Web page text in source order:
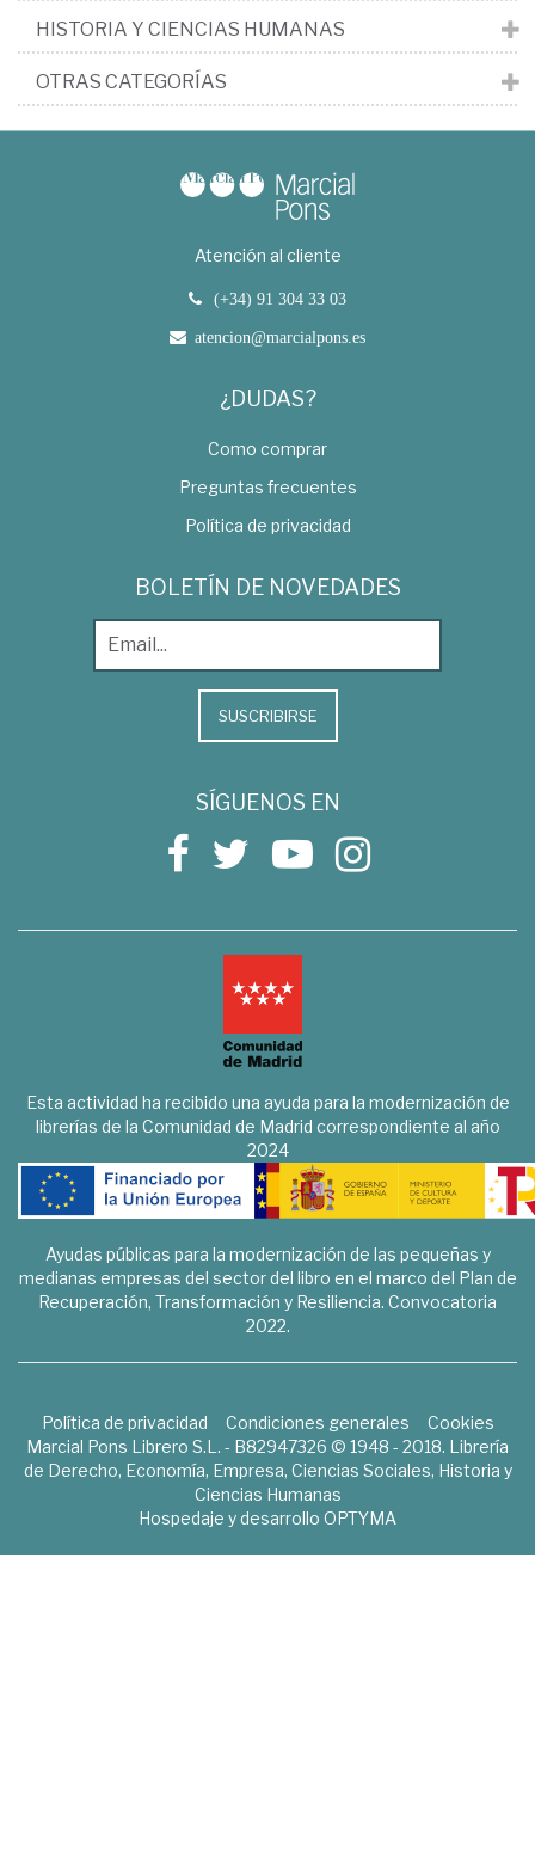
HISTORIA Y CIENCIAS HUMANAS
OTRAS CATEGORÍAS
Atención al cliente
(+34) 91 304 33 03
atencion@marcialpons.es
¿DUDAS?
Como comprar
Preguntas frecuentes
Política de privacidad
BOLETÍN DE NOVEDADES
SUSCRIBIRSE
SÍGUENOS EN
Esta actividad ha recibido una ayuda para la modernización de
librerías de la Comunidad de Madrid correspondiente al año
2024
Ayudas públicas para la modernización de las pequeñas y
medianas empresas del sector del libro en el marco del Plan de
Recuperación, Transformación y Resiliencia. Convocatoria
2022.
Política de privacidad Condiciones generales
Cookies
Marcial Pons Librero S.L. - B82947326 © 1948 - 2018. Librería
de Derecho, Economía, Empresa, Ciencias Sociales, Historia y
Ciencias Humanas
Hospedaje y desarrollo OPTYMA